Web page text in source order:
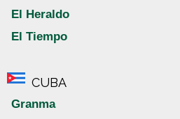
El Heraldo
El Tiempo
CUBA
Granma